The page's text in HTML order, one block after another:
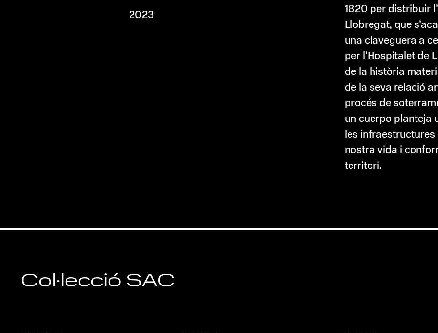
2023
1820 per distribuir
Llobregat, que
una claveguera a
per l’Hospitalet de
de la història
de la seva relació
procés de
un cuerpo planteja
les infraestructures
nostra vida i
territori.
Col·lecció SAC